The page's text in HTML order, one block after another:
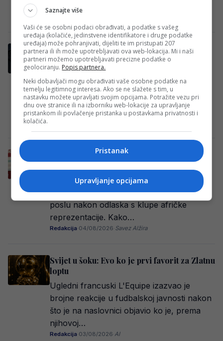
ukazuje na to da će Zinedin…
Kloppova odluka skupo koštala BiH, ovo se
nikako neće svidjeti Barbarezu
Novi selektor reprezentacije Njemačke
Jürgen Klopp započeo je stvaranje ekipe
za naredni period, a njegov prvi širi spisak
mogao bi…
Sarajlija nakon SP-a neočekivano dobio
otkaz, sada preuzima novu reprezentaciju
Bivši selektor Alžira Vladimir Petković
mogao bi se vrlo brzo vratiti trenerskom
poslu nakon odlaska s klupe afričke
reprezentacije. Kako…
Redakcija·04/08/2026·Savez Alžira
Svijet u šoku: Evo ko je prvi favorit za Zlatnu
loptu
Ugledni francuski L'Equipe izazvao je
brojne reakcije u fudbalskoj javnosti nakon
što je na naslovnici objavio ko je, prema
njihovoj…
Redakcija·03/08/2026·AI
Saznajte više
Vaši će se osobni podaci obrađivati, a podatke s vašeg
uređaja (kolačiće, jedinstvene identifikatore i druge podatke
uređaja) može pohranjivati, dijeliti te im pristupati 207
partnera ili ih može upotrebljavati ova web-lokacija. Mi i naši
partneri možemo upotrebljavati precizne podatke o
geolociranju. Popis partnera.
Neki dobavljači mogu obrađivati vaše osobne podatke na
temelju legitimnog interesa. Ako se ne slažete s tim, u
nastavku možete upravljati svojim opcijama. Potražite vezu pri
dnu ove stranice ili na izborniku web-lokacije za upravljanje
pristankom ili povlačenje pristanka u postavkama privatnosti i
kolačića.
Pristanak
Upravljanje opcijama